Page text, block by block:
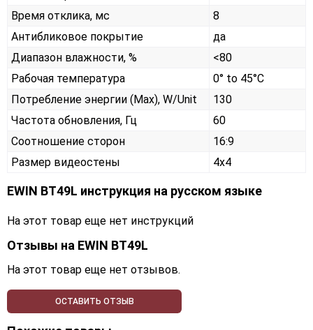
Время отклика, мс
8
Антибликовое покрытие
да
Диапазон влажности, %
<80
Рабочая температура
0° to 45°C
Потребление энергии (Max), W/Unit
130
Частота обновления, Гц
60
Соотношение сторон
16:9
Размер видеостены
4x4
EWIN BT49L инструкция на русском языке
На этот товар еще нет инструкций
Отзывы на EWIN BT49L
На этот товар еще нет отзывов.
ОСТАВИТЬ ОТЗЫВ